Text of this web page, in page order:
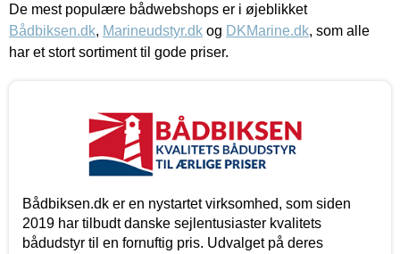
De mest populære bådwebshops er i øjeblikket
Bådbiksen.dk, Marineudstyr.dk og DKMarine.dk, som alle
har et stort sortiment til gode priser.
Bådbiksen.dk er en nystartet virksomhed, som siden
2019 har tilbudt danske sejlentusiaster kvalitets
bådudstyr til en fornuftig pris. Udvalget på deres